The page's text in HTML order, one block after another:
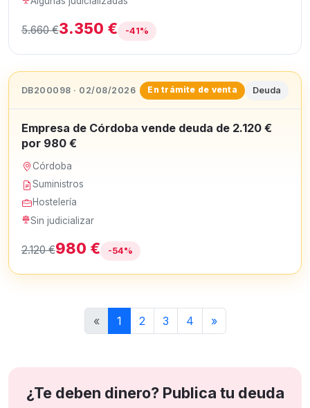
5.660 €3.350 € -41%
DB200098 · 02/08/2026 En trámite de venta Deuda
Empresa de Córdoba vende deuda de 2.120 €
por 980 €
Córdoba
Suministros
Hostelería
Sin judicializar
2.120 €980 € -54%
« 1 2 3 4 »
¿Te deben dinero? Publica tu deuda